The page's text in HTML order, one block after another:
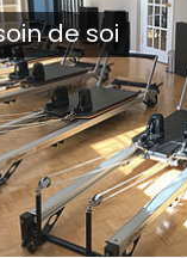
de soi